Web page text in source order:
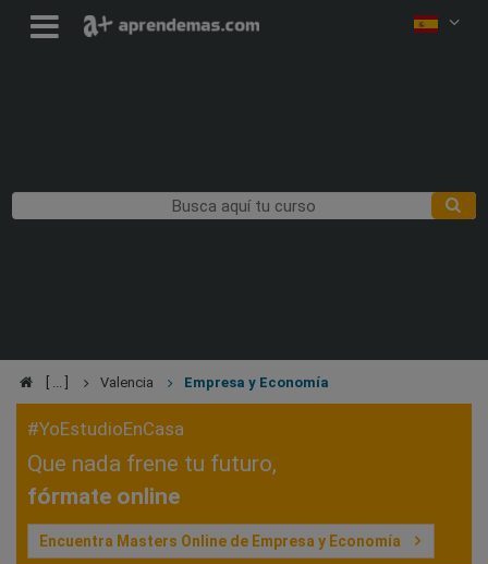
Valencia Empresa y Economía
#YoEstudioEnCasa
Que nada frene tu futuro,
fórmate online
Encuentra Masters Online de Empresa y Economía